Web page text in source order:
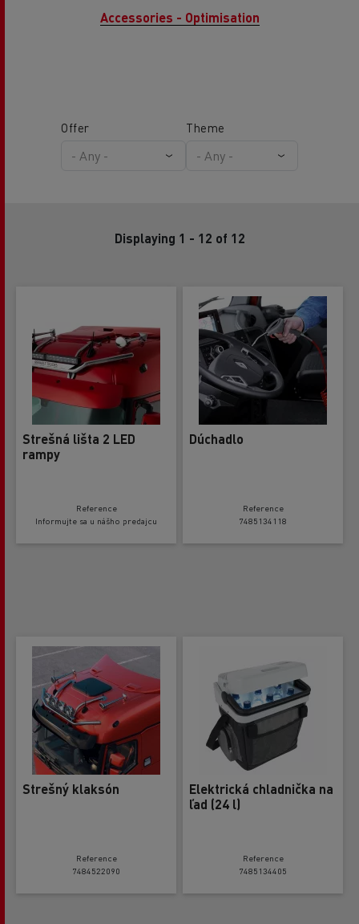
Accessories - Optimisation
Offer Theme
Displaying 1 - 12 of 12
Strešná lišta 2 LED
rampy
Reference
Informujte sa u nášho predajcu
Dúchadlo
Reference
7485134118
Strešný klaksón
Reference
7484522090
Elektrická chladnička na
ľad (24 l)
Reference
7485134405